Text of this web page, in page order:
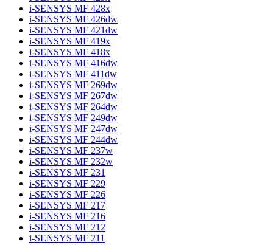
i-SENSYS MF 428x
i-SENSYS MF 426dw
i-SENSYS MF 421dw
i-SENSYS MF 419x
i-SENSYS MF 418x
i-SENSYS MF 416dw
i-SENSYS MF 411dw
i-SENSYS MF 269dw
i-SENSYS MF 267dw
i-SENSYS MF 264dw
i-SENSYS MF 249dw
i-SENSYS MF 247dw
i-SENSYS MF 244dw
i-SENSYS MF 237w
i-SENSYS MF 232w
i-SENSYS MF 231
i-SENSYS MF 229
i-SENSYS MF 226
i-SENSYS MF 217
i-SENSYS MF 216
i-SENSYS MF 212
i-SENSYS MF 211